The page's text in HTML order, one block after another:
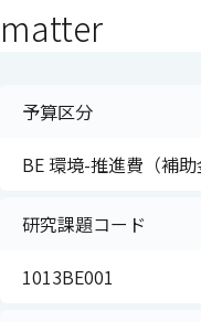
matter
予算区分
BE 環境-推進費（補助
研究課題コード
1013BE001